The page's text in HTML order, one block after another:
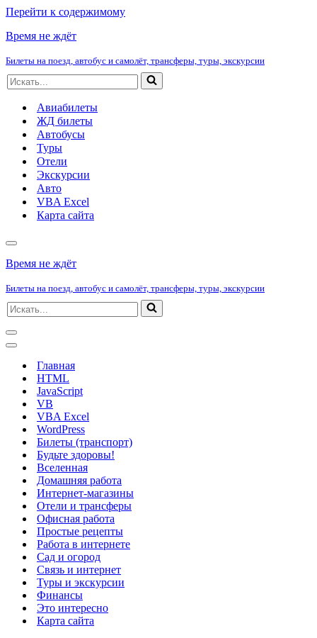
Перейти к содержимому
Время не ждёт
Билеты на поезд, автобус и самолёт, трансферы, туры, экскурсии
Искать...
Авиабилеты
ЖД билеты
Автобусы
Туры
Отели
Экскурсии
Авто
VBA Excel
Карта сайта
Меню
навигации
Время не ждёт
Билеты на поезд, автобус и самолёт, трансферы, туры, экскурсии
Искать...
Меню
навигации
Меню
навигацииГлавная
HTML
JavaScript
VB
VBA Excel
WordPress
Билеты (транспорт)
Будьте здоровы!
Вселенная
Домашняя работа
Интернет-магазины
Отели и трансферы
Офисная работа
Простые рецепты
Работа в интернете
Сад и огород
Связь и интернет
Туры и экскурсии
Финансы
Это интересно
Карта сайта